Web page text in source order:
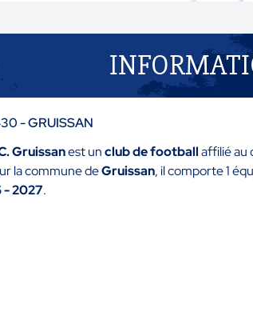
- GRUISSAN
Gruissanest unclub de footballaffilié au
la commune deGruissan, il comporte 1
- 2027.